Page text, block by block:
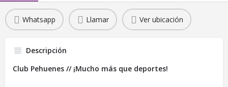
Whatsapp Llamar Ver ubicación
Descripción
Club Pehuenes // ¡Mucho más que deportes!